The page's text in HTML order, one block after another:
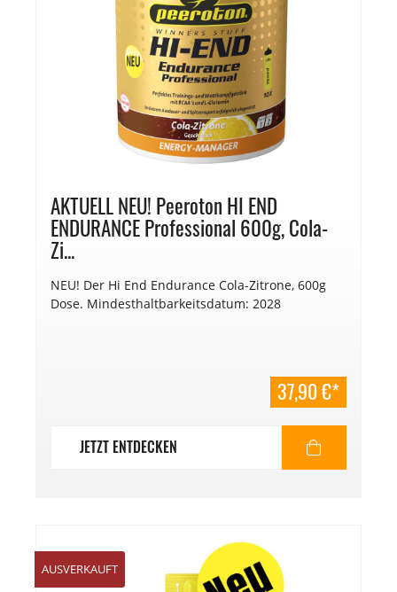
AKTUELL NEU! Peeroton HI END
ENDURANCE Professional 600g, Cola-
Zi...
NEU! Der Hi End Endurance Cola-Zitrone, 600g
Dose. Mindesthaltbarkeitsdatum: 2028
37,90 €*
JETZT ENTDECKEN
%
AUSVERKAUFT